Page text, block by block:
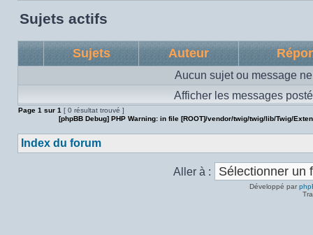
Sujets actifs
Sujets Auteur
Aucun sujet ou message
Afficher les messages
Page 1 sur 1 [ 0 résultat trouvé ]
[phpBB Debug] PHP Warning: in file [ROOT]/vendor/twig/twig/lib/Twig/
Index du forum
Aller à :
Développé par